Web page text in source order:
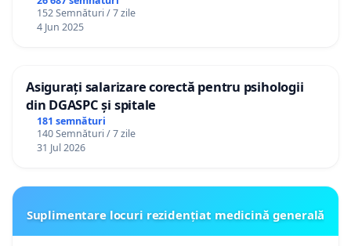
152 Semnături / 7 zile
4 Jun 2025
Asigurați salarizare corectă pentru psihologii
din DGASPC și spitale
181 semnături
140 Semnături / 7 zile
31 Jul 2026
Suplimentare locuri rezidențiat medicină generală